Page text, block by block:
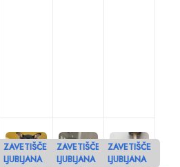
ZAVETIŠČE
LJUBLJANA
ZAVETIŠČE
LJUBLJANA
ZAVETIŠČE
LJUBLJANA